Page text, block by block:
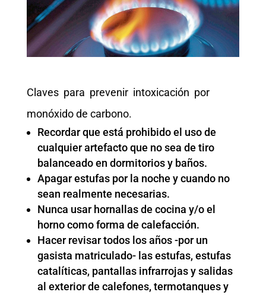
Claves para prevenir intoxicación por
monóxido de carbono.
Recordar que está prohibido el uso de
cualquier artefacto que no sea de tiro
balanceado en dormitorios y baños.
Apagar estufas por la noche y cuando no
sean realmente necesarias.
Nunca usar hornallas de cocina y/o el
horno como forma de calefacción.
Hacer revisar todos los años -por un
gasista matriculado- las estufas, estufas
catalíticas, pantallas infrarrojas y salidas
al exterior de calefones, termotanques y